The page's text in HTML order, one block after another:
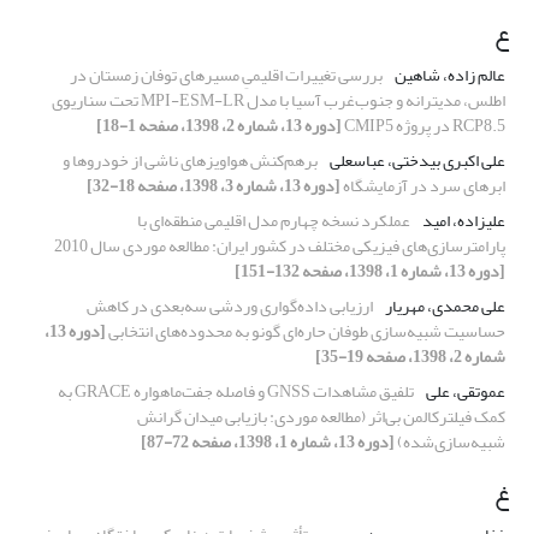
ع
عالم زاده، شاهین بررسی تغییرات اقلیمیِ مسیرهای توفان زمستان در
اطلس، مدیترانه و جنوب‌غرب آسیا با مدل MPI-ESM-LR تحت سناریوی
RCP8.5 در پروژه CMIP5
[دوره 13، شماره 2، 1398، صفحه 1-18]
علی اکبری بیدختی، عباسعلی برهم‌کنش هواویزهای ناشی از خودروها و
ابرهای سرد در آزمایشگاه[دوره 13، شماره 3، 1398، صفحه 18-32]
علیزاده، امید عملکرد نسخه چهارم مدل اقلیمی منطقه‌ای با
پارامترسازی‌های فیزیکی مختلف در کشور ایران: مطالعه موردی سال 2010
[دوره 13، شماره 1، 1398، صفحه 132-151]
علی محمدی، مهریار ارزیابی داده‌گواری وردشی سه‌بعدی در کاهش
حساسیت شبیه‌سازی طوفان حاره‌ای گونو به محدوده‌های انتخابی [دوره 13،
شماره 2، 1398، صفحه 19-35]
عموتقی، علی
تلفیق مشاهدات GNSS و فاصله جفت‌ماهواره GRACE به
کمک فیلترکالمن بی‌اثر (مطالعه موردی: بازیابی میدان گرانش
شبیه‌سازی‌شده)[دوره 13، شماره 1، 1398، صفحه 72-87]
غ